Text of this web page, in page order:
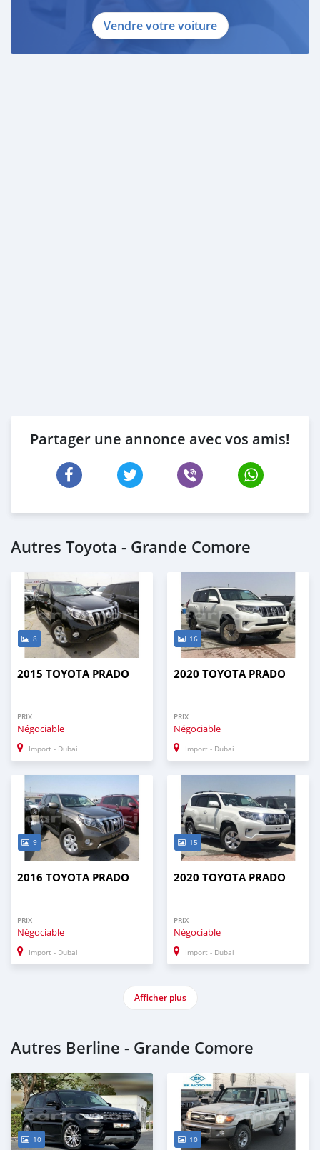
Vendre votre voiture
Partager une annonce avec vos amis!
Autres Toyota - Grande Comore
8
2015 TOYOTA PRADO
PRIX
Négociable
Import - Dubai
16
2020 TOYOTA PRADO
PRIX
Négociable
Import - Dubai
9
2016 TOYOTA PRADO
PRIX
Négociable
Import - Dubai
15
2020 TOYOTA PRADO
PRIX
Négociable
Import - Dubai
Afficher plus
Autres Berline - Grande Comore
10 10